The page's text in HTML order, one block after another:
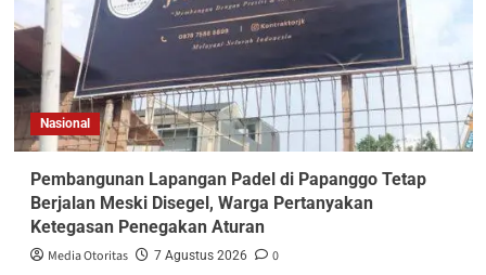
Nasional
Pembangunan Lapangan Padel di Papanggo Tetap
Berjalan Meski Disegel, Warga Pertanyakan
Ketegasan Penegakan Aturan
Media Otoritas 7 Agustus 2026 0